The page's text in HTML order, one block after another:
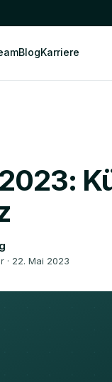
BlogKarriere
· 22. Mai 2023